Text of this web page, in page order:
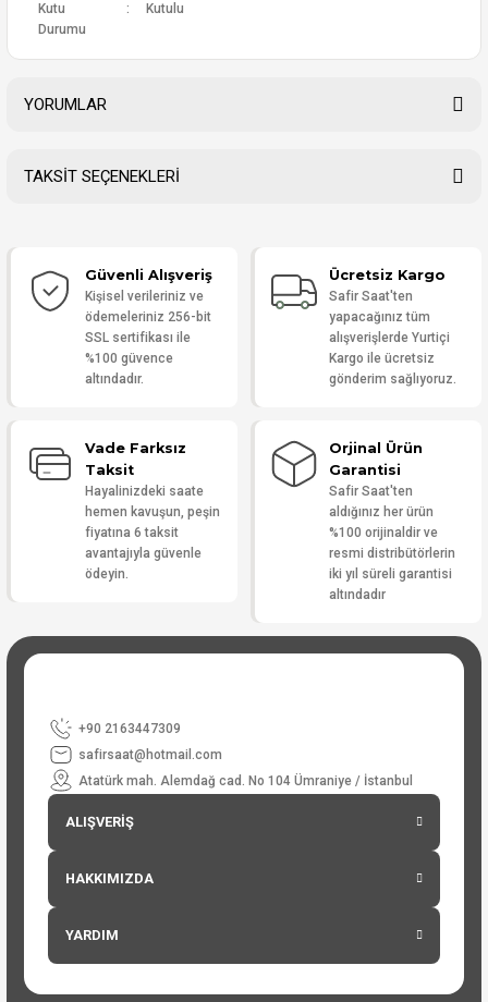
Kutu
Durumu
: Kutulu
YORUMLAR
Yorum Yaz
TAKSİT SEÇENEKLERİ
Güvenli Alışveriş
Kişisel verileriniz ve
ödemeleriniz 256-bit
SSL sertifikası ile
%100 güvence
altındadır.
Ücretsiz Kargo
Safir Saat'ten
yapacağınız tüm
alışverişlerde Yurtiçi
Kargo ile ücretsiz
gönderim sağlıyoruz.
Vade Farksız
Taksit
Hayalinizdeki saate
hemen kavuşun, peşin
fiyatına 6 taksit
avantajıyla güvenle
ödeyin.
Orjinal Ürün
Garantisi
Safir Saat'ten
aldığınız her ürün
%100 orijinaldir ve
resmi distribütörlerin
iki yıl süreli garantisi
altındadır
+90 2163447309
safirsaat@hotmail.com
Atatürk mah. Alemdağ cad. No 104 Ümraniye / İstanbul
ALIŞVERİŞ
HAKKIMIZDA
YARDIM